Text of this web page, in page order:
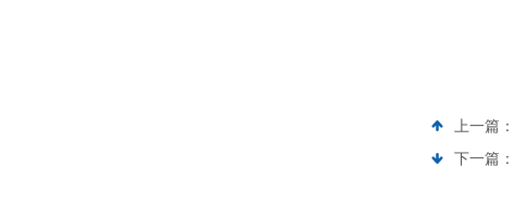
上一篇：
下一篇：